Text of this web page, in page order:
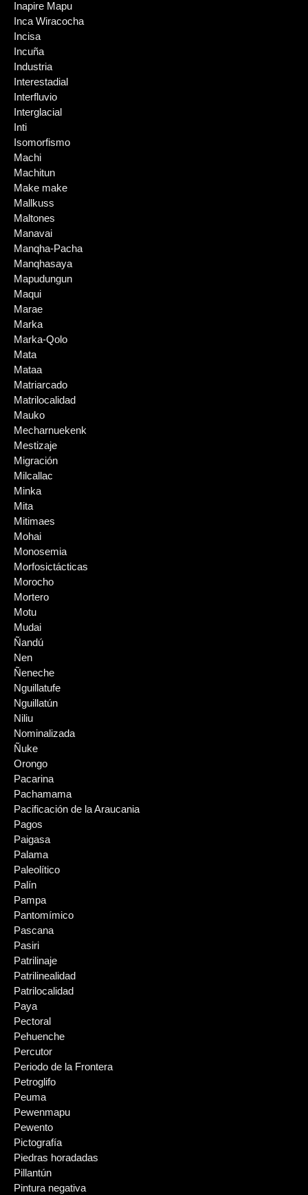
Inapire Mapu
Inca Wiracocha
Incisa
Incuña
Industria
Interestadial
Interfluvio
Interglacial
Inti
Isomorfismo
Machi
Machitun
Make make
Mallkuss
Maltones
Manavai
Manqha-Pacha
Manqhasaya
Mapudungun
Maqui
Marae
Marka
Marka-Qolo
Mata
Mataa
Matriarcado
Matrilocalidad
Mauko
Mecharnuekenk
Mestizaje
Migración
Milcallac
Minka
Mita
Mitimaes
Mohai
Monosemia
Morfosictácticas
Morocho
Mortero
Motu
Mudai
Ñandú
Nen
Ñeneche
Nguillatufe
Nguillatún
Niliu
Nominalizada
Ñuke
Orongo
Pacarina
Pachamama
Pacificación de la Araucania
Pagos
Paigasa
Palama
Paleolítico
Palín
Pampa
Pantomímico
Pascana
Pasiri
Patrilinaje
Patrilinealidad
Patrilocalidad
Paya
Pectoral
Pehuenche
Percutor
Periodo de la Frontera
Petroglifo
Peuma
Pewenmapu
Pewento
Pictografía
Piedras horadadas
Pillantún
Pintura negativa